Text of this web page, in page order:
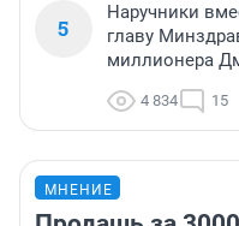
5
Наручники
главу
миллионера
4 834 15
МНЕНИЕ